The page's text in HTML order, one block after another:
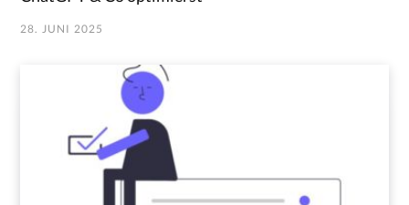
28. JUNI 2025